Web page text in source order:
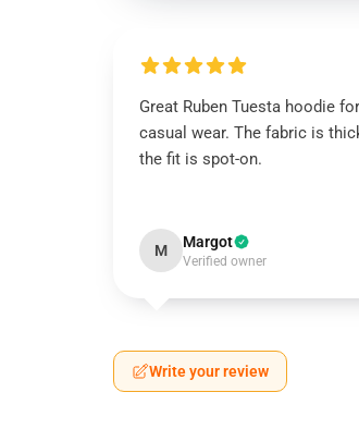
Great Ruben Tuesta hoodie
casual wear. The fabric is
the fit is spot-on.
M Margot
Verified owner
Write your review